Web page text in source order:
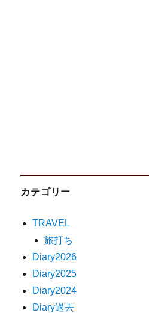
カテゴリー
TRAVEL
旅打ち
Diary2026
Diary2025
Diary2024
Diary過去